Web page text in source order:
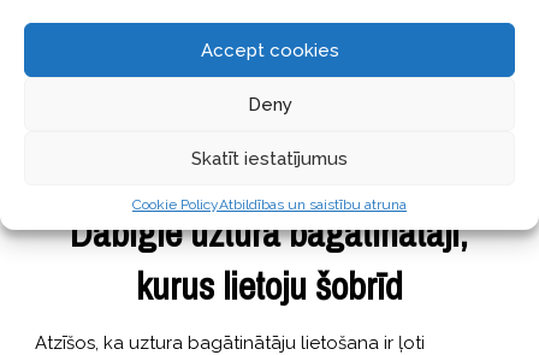
Accept cookies
Deny
Skatīt iestatījumus
Cookie PolicyAtbildības un saistību atruna
STĀSTI
12 jūlijs, 2018
Dabīgie uztura bagātinātāji,
kurus lietoju šobrīd
Atzīšos, ka uztura bagātinātāju lietošana ir ļoti